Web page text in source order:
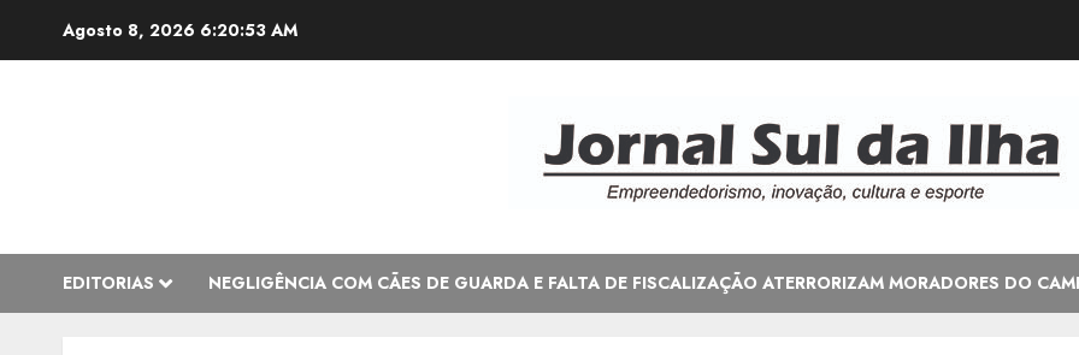
Agosto 8, 2026 6:20:55 AM
EDITORIAS NEGLIGÊNCIA COM CÃES DE GUARDA E FALTA DE FISCALIZAÇÃO ATERRORIZAM MORADORES DO